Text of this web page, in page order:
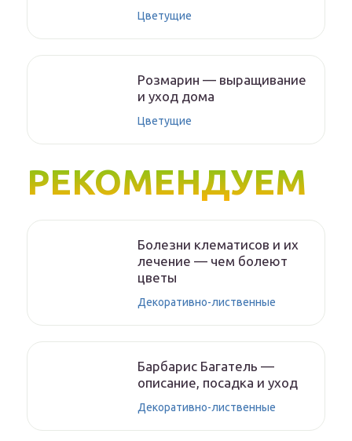
Цветущие
Розмарин — выращивание
и уход дома
Цветущие
РЕКОМЕНДУЕМ
Болезни клематисов и их
лечение — чем болеют
цветы
Декоративно-лиственные
Барбарис Багатель —
описание, посадка и уход
Декоративно-лиственные